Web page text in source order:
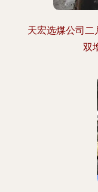
天宏选煤公司
双